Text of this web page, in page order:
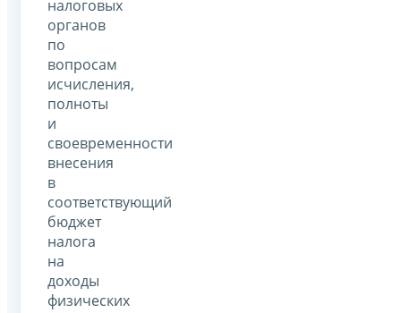
налоговых
органов
по
вопросам
исчисления,
полноты
и
своевременности
внесения
в
соответствующий
бюджет
налога
на
доходы
физических